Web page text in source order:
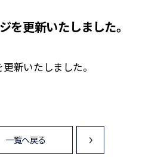
を更新いたしました。
更新いたしました。
<
一覧へ戻る